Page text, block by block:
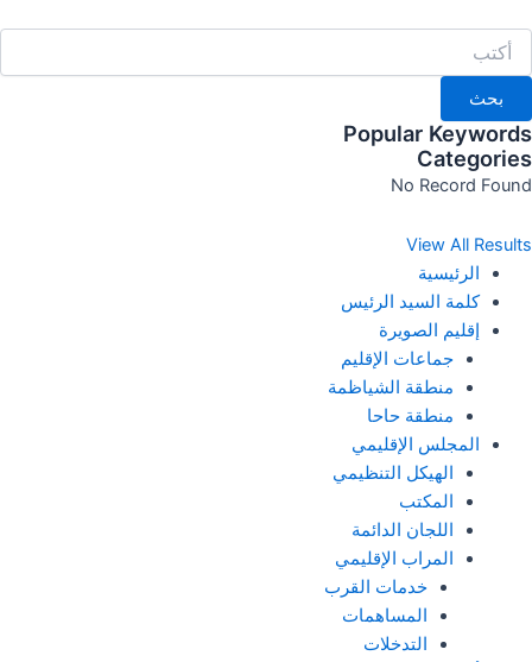
إلى
المحتوى
بحث
Popular Keywords
Categories
No Record Found
View All Results
الرئيسية
كلمة السيد الرئيس
إقليم الصويرة
جماعات الإقليم
منطقة الشياظمة
منطقة حاحا
المجلس الإقليمي
الهيكل التنظيمي
المكتب
اللجان الدائمة
المراب الإقليمي
خدمات القرب
المساهمات
التدخلات